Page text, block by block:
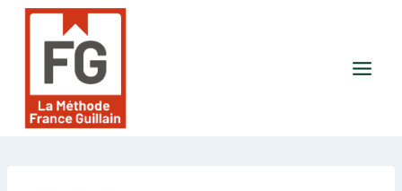
Aller
contenu